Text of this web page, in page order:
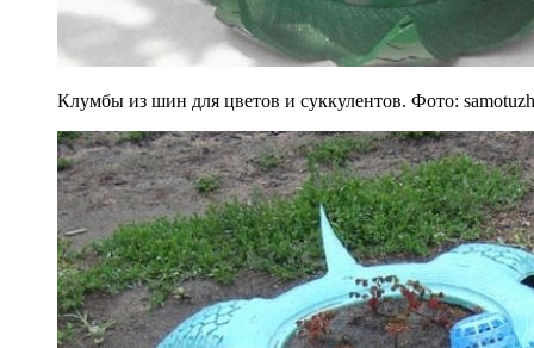
Клумбы из шин для цветов и суккулентов. Фото: